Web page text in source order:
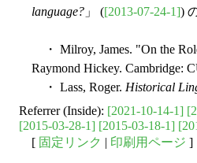
language? 」 ([2013-07-24-1])
・ Milroy, James. "On the
Raymond Hickey. Cambridge:
・ Lass, Roger. Historical
Referrer (Inside): [2021-10-14-1]
[2015-03-28-1] [2015-03-18-1]
[ 固定リンク | 印刷用ページ ]